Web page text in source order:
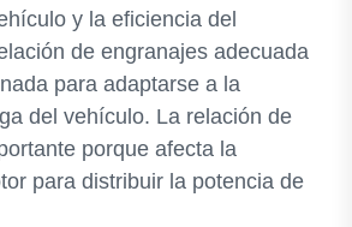
y la eficiencia del
de engranajes adecuada
para adaptarse a la
del vehículo. La relación de
porque afecta la
para distribuir la potencia de